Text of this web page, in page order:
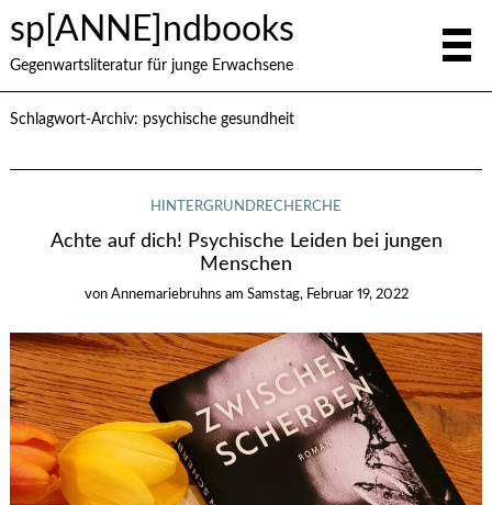
sp[ANNE]ndbooks
Gegenwartsliteratur für junge Erwachsene
Schlagwort-Archiv: psychische gesundheit
HINTERGRUNDRECHERCHE
Achte auf dich! Psychische Leiden bei jungen
Menschen
von Annemariebruhns am Samstag, Februar 19, 2022